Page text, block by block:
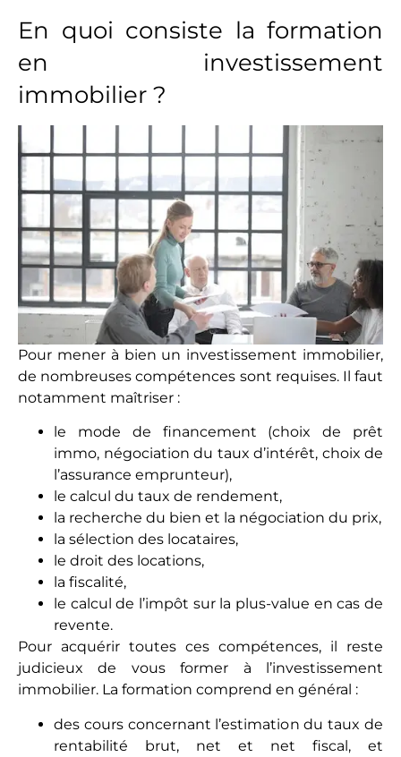
En quoi consiste la formation
en investissement
immobilier ?
Pour mener à bien un investissement immobilier,
de nombreuses compétences sont requises. Il faut
notamment maîtriser :
le mode de financement (choix de prêt
immo, négociation du taux d’intérêt, choix de
l’assurance emprunteur),
le calcul du taux de rendement,
la recherche du bien et la négociation du prix,
la sélection des locataires,
le droit des locations,
la fiscalité,
le calcul de l’impôt sur la plus-value en cas de
revente.
Pour acquérir toutes ces compétences, il reste
judicieux de vous former à l’investissement
immobilier. La formation comprend en général :
des cours concernant l’estimation du taux de
rentabilité brut, net et net fiscal, et